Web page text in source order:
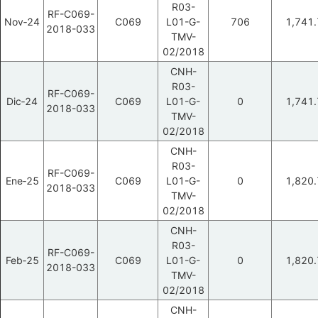
Nov‑24
RF-C069-
2018-033
C069
R03-
L01-G-
TMV-
02/2018
706
Dic‑24
RF-C069-
2018-033
C069
CNH-
R03-
L01-G-
TMV-
02/2018
0
Ene‑25
RF-C069-
2018-033
C069
CNH-
R03-
L01-G-
TMV-
02/2018
0
Feb‑25
RF-C069-
2018-033
C069
CNH-
R03-
L01-G-
TMV-
02/2018
0
CNH-